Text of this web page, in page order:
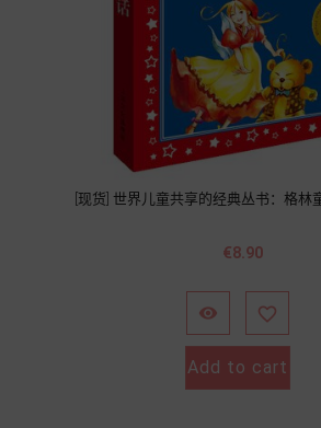
[现货] 世界儿童共享的经典丛书：格林
Price
€8.90
 
Add to cart